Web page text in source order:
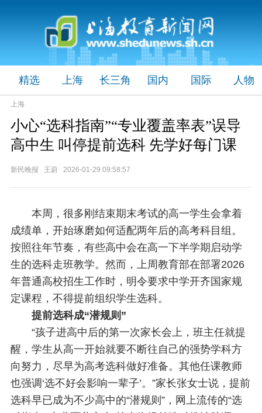
精选 上海 长三角 国内 国际 人物
上海
小心“选科指南”“专业覆盖率表”误导
高中生 叫停提前选科 先学好每门课
新民晚报 王蔚 2026-01-29 09:58:57
本周，很多刚结束期末考试的高一学生会拿着
成绩单，开始琢磨如何适配两年后的高考科目组。
按照往年节奏，有些高中会在高一下半学期启动学
生的选科走班教学。然而，上周教育部在部署2026
年普通高校招生工作时，明令要求中学开齐国家规
定课程，不得提前组织学生选科。
提前选科成“潜规则”
“孩子进高中后的第一次家长会上，班主任就提
醒，学生从高一开始就要不断往自己的强势学科方
向努力，尽早为高考选科做好准备。其他任课教师
也强调‘选不好会影响一辈子’。”家长张女士说，提前
选科早已成为不少高中的“潜规则”，网上流传的“选